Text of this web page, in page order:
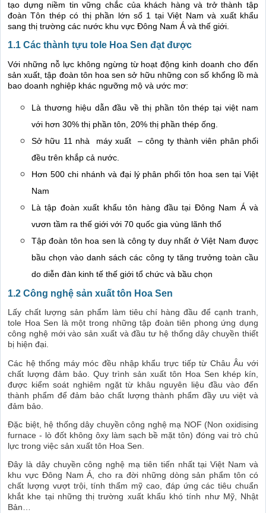
tạo dựng niềm tin vững chắc của khách hàng và trở thành tập
đoàn Tôn thép có thị phần lớn số 1 tại Việt Nam và xuất khẩu
sang thị trường các nước khu vực Đông Nam Á và thế giới.
1.1 Các thành tựu tole Hoa Sen đạt được
Với những nỗ lực không ngừng từ hoạt động kinh doanh cho đến
sản xuất, tập đoàn tôn hoa sen sở hữu những con số khổng lồ mà
bao doanh nghiệp khác ngưỡng mộ và ước mơ:
Là thương hiệu dẫn đầu về thị phần tôn thép tại việt nam
với hơn 30% thị phần tôn, 20% thị phần thép ống.
Sở hữu 11 nhà máy xuất – công ty thành viên phân phối
đều trên khắp cả nước.
Hơn 500 chi nhánh và đại lý phân phối tôn hoa sen tại Việt
Nam
Là tập đoàn xuất khẩu tôn hàng đầu tại Đông Nam Á và
vươn tầm ra thế giới với 70 quốc gia vùng lãnh thổ
Tập đoàn tôn hoa sen là công ty duy nhất ở Việt Nam được
bầu chọn vào danh sách các công ty tăng trưởng toàn cầu
do diễn đàn kinh tế thế giới tổ chức và bầu chọn
1.2 Công nghệ sản xuất tôn Hoa Sen
Lấy chất lượng sản phẩm làm tiêu chí hàng đầu để cạnh tranh,
tole Hoa Sen là một trong những tập đoàn tiên phong ứng dụng
công nghệ mới vào sản xuất và đầu tư hệ thống dây chuyền thiết
bị hiện đại.
Các hệ thống máy móc đều nhập khẩu trực tiếp từ Châu Âu với
chất lượng đảm bảo. Quy trình sản xuất tôn Hoa Sen khép kín,
được kiểm soát nghiêm ngặt từ khâu nguyên liệu đầu vào đến
thành phẩm để đảm bảo chất lượng thành phẩm đầy ưu việt và
đảm bảo.
Đặc biệt, hệ thống dây chuyền công nghệ mạ NOF (Non oxidising
furnace - lò đốt không ôxy làm sạch bề mặt tôn) đóng vai trò chủ
lực trong việc sản xuất tôn Hoa Sen.
Đây là dây chuyền công nghệ mạ tiên tiến nhất tại Việt Nam và
khu vực Đông Nam Á, cho ra đời những dòng sản phẩm tôn có
chất lượng vượt trội, tính thẩm mỹ cao, đáp ứng các tiêu chuẩn
khắt khe tại những thị trường xuất khẩu khó tính như Mỹ, Nhật
Bản…